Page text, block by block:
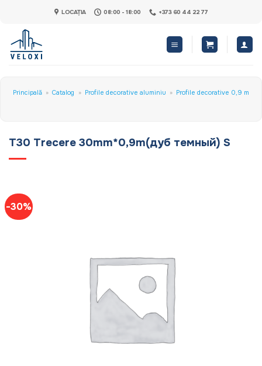
content
LOCAȚIA 08:00 - 18:00 +373 60 44 22 77
Principală » Catalog » Profile decorative aluminiu » Profile decorative 0,9 m
T30 Trecere 30mm*0,9m(дуб темный) S
-30%